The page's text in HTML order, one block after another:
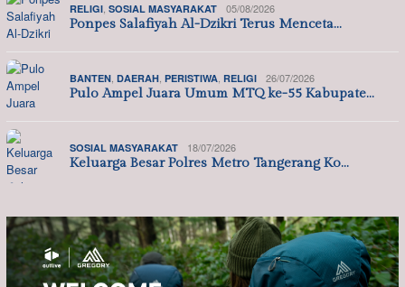
RELIGI, SOSIAL MASYARAKAT 05/08/2026
Ponpes Salafiyah Al-Dzikri Terus Menceta…
BANTEN, DAERAH, PERISTIWA, RELIGI 26/07/2026
Pulo Ampel Juara Umum MTQ ke-55 Kabupate…
SOSIAL MASYARAKAT 18/07/2026
Keluarga Besar Polres Metro Tangerang Ko…